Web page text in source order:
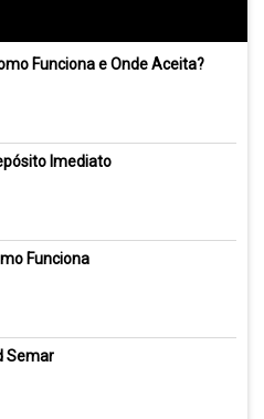
Funciona e Onde Aceita?
Imediato
Funciona
Semar